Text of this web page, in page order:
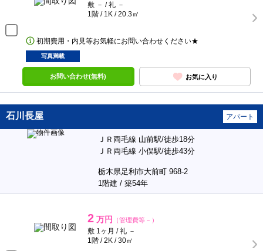
敷 － / 礼 －
1階 / 1K / 20.3㎡
初期費用・内見等お気軽にお問い合わせください★
写真満載
お問い合わせ(無料) お気に入り
石川長屋 アパート
ＪＲ両毛線 山前駅/徒歩18分
ＪＲ両毛線 小俣駅/徒歩43分
栃木県足利市大前町 968-2
1階建 / 築54年
2 万円 （管理費等－）
敷 1ヶ月 / 礼 －
1階 / 2K / 30㎡